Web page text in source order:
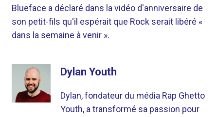
Blueface a déclaré dans la vidéo d'anniversaire de
son petit-fils qu'il espérait que Rock serait libéré «
dans la semaine à venir ».
Dylan Youth
Dylan, fondateur du média Rap Ghetto
Youth, a transformé sa passion pour